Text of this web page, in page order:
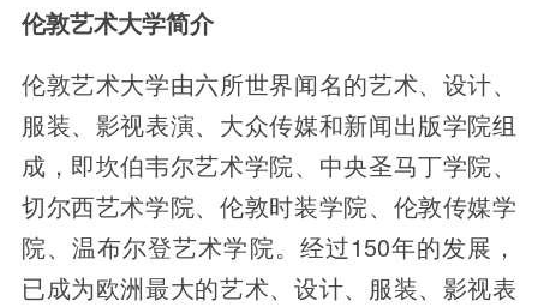
伦敦艺术大学简介
伦敦艺术大学由六所世界闻名的艺术、设计、
服装、影视表演、大众传媒和新闻出版学院组
成，即坎伯韦尔艺术学院、中央圣马丁学院、
切尔西艺术学院、伦敦时装学院、伦敦传媒学
院、温布尔登艺术学院。经过150年的发展，
已成为欧洲最大的艺术、设计、服装、影视表